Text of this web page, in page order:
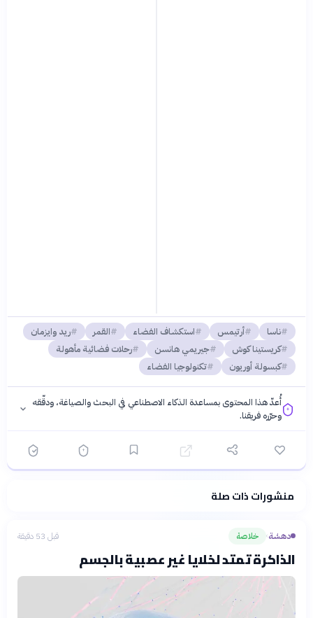
ناسا أرتيمس استكشاف الفضاء القمر
ريد وايزمان
كريستينا كوش
جيريمي هانسن
رحلات فضائية مأهولة
كبسولة أوريون
تكنولوجيا الفضاء
أُعدّ هذا المحتوى بمساعدة الذكاء الاصطناعي في البحث والصياغة، ودقّقه
وحرّره فريقنا.
فلسفتنا المعرفية· سياسة الذكاء الاصطناعيمنشورات ذات صلة
دهشة› خلاصة قبل 53 دقيقة
الذاكرة تمتد لخلايا غير عصبية بالجسم